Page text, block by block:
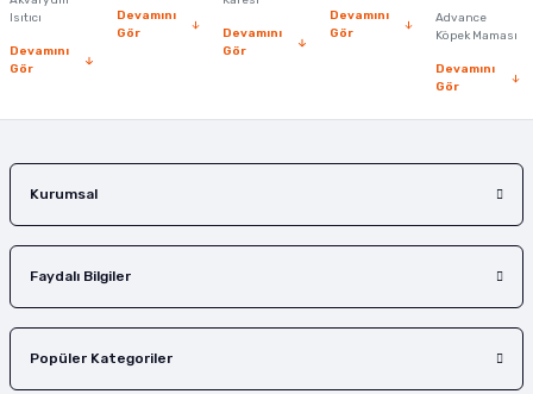
Bu ürüne benzer farklı alternatifler olmalı.
Isıtıcı
Devamını
Gör
Devamını
Gör
Devamını
Gör
Devamını
Gör
Advance
Köpek Maması
Devamını
Gör
Kurumsal
Faydalı Bilgiler
Popüler Kategoriler